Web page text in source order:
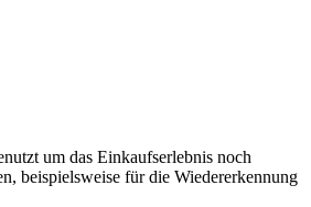
um das Einkaufserlebnis noch
beispielsweise für die Wiedererkennung